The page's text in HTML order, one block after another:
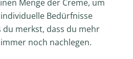
Menge der Creme, um
Bedürfnisse
du merkst, dass du mehr
noch nachlegen.